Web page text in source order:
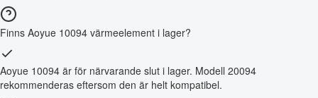
Finns Aoyue 10094 värmeelement i lager?
Aoyue 10094 är för närvarande slut i lager. Modell 20094
rekommenderas eftersom den är helt kompatibel.